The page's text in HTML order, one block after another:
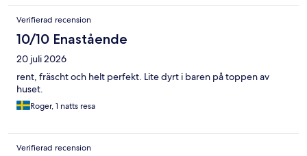
Verifierad recension
10/10 Enastående
20 juli 2026
rent, fräscht och helt perfekt. Lite dyrt i baren på toppen av
huset.
Roger, 1 natts resa
Verifierad recension